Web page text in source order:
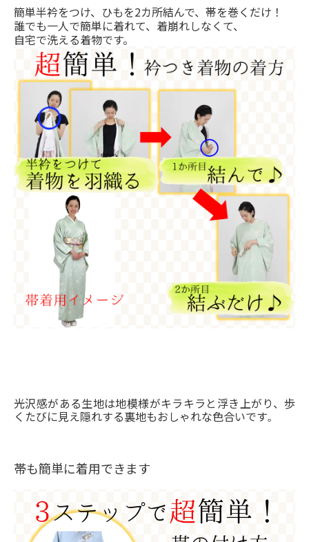
簡単半衿をつけ、ひもを2カ所結んで、帯を巻くだけ！
誰でも一人で簡単に着れて、着崩れしなくて、
自宅で洗える着物です。
光沢感がある生地は地模様がキラキラと浮き上がり、歩
くたびに見え隠れする裏地もおしゃれな色合いです。
帯も簡単に着用できます